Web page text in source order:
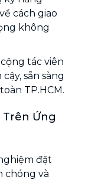
cách giao
không
tác viên
sẵn sàng
TP.HCM.
Trên Ứng
đặt
chóng và